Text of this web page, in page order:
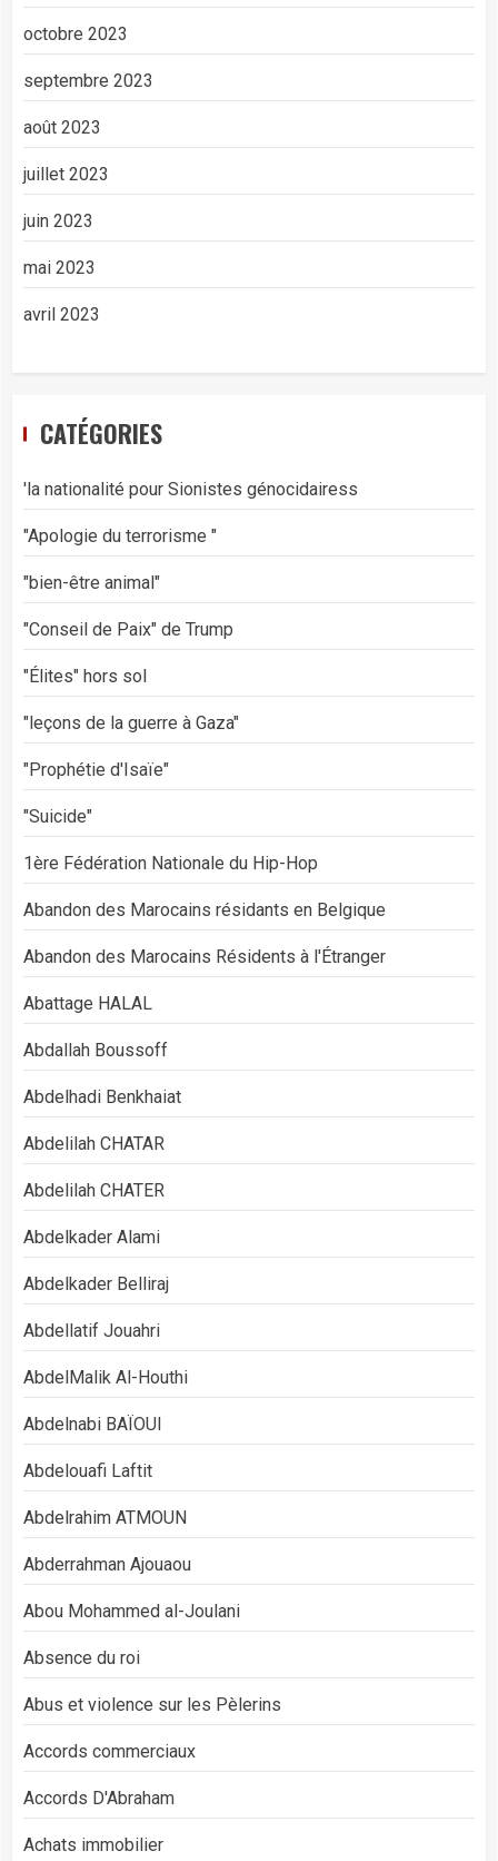
octobre 2023
septembre 2023
août 2023
juillet 2023
juin 2023
mai 2023
avril 2023
CATÉGORIES
'la nationalité pour Sionistes génocidairess
"Apologie du terrorisme "
"bien-être animal"
"Conseil de Paix" de Trump
"Élites" hors sol
"leçons de la guerre à Gaza"
"Prophétie d'Isaïe"
"Suicide"
1ère Fédération Nationale du Hip-Hop
Abandon des Marocains résidants en Belgique
Abandon des Marocains Résidents à l'Étranger
Abattage HALAL
Abdallah Boussoff
Abdelhadi Benkhaiat
Abdelilah CHATAR
Abdelilah CHATER
Abdelkader Alami
Abdelkader Belliraj
Abdellatif Jouahri
AbdelMalik Al-Houthi
Abdelnabi BAÏOUI
Abdelouafi Laftit
Abdelrahim ATMOUN
Abderrahman Ajouaou
Abou Mohammed al-Joulani
Absence du roi
Abus et violence sur les Pèlerins
Accords commerciaux
Accords D'Abraham
Achats immobilier